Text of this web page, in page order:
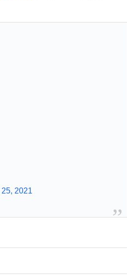
2021